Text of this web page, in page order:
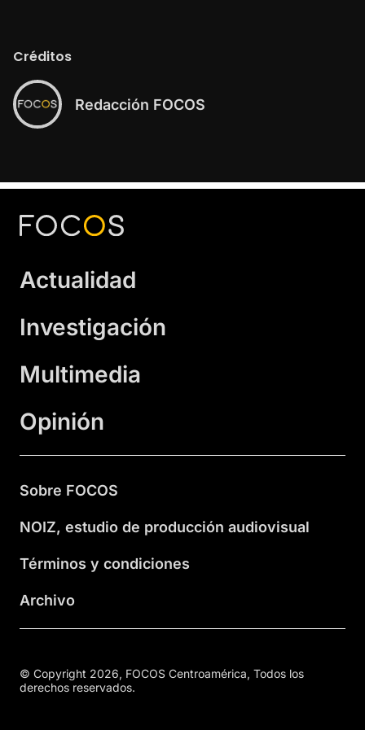
Créditos
Redacción FOCOS
Actualidad
Investigación
Multimedia
Opinión
Sobre FOCOS
NOIZ, estudio de producción audiovisual
Términos y condiciones
Archivo
© Copyright 2026, FOCOS Centroamérica, Todos los
derechos reservados.